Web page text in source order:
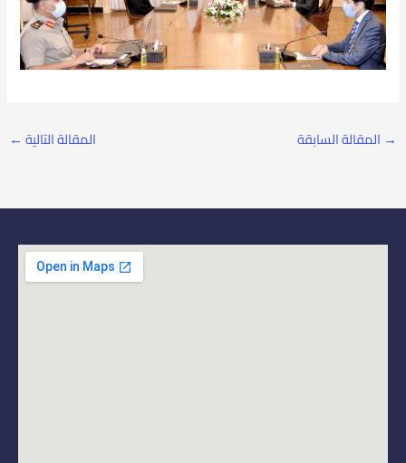
→ المقالة السابقة المقالة التالية ←